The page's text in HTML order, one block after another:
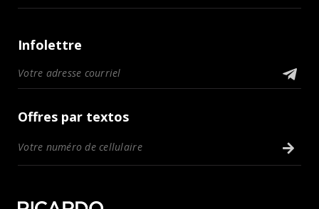
Infolettre
Offres par textos